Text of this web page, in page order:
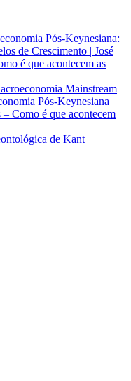
Pós-Keynesiana:
de Crescimento | José
é que acontecem as
Mainstream
Pós-Keynesiana |
Como é que acontecem
de Kant